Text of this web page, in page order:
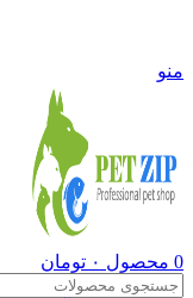
منو
0 محصول ۰ تومان